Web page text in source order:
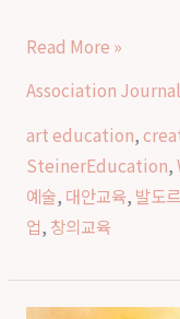
르
프
에
서
나
는
Read More »
Association Journal
art education,
SteinerEducation,
예술, 대안교육, 발도
업, 창의교육